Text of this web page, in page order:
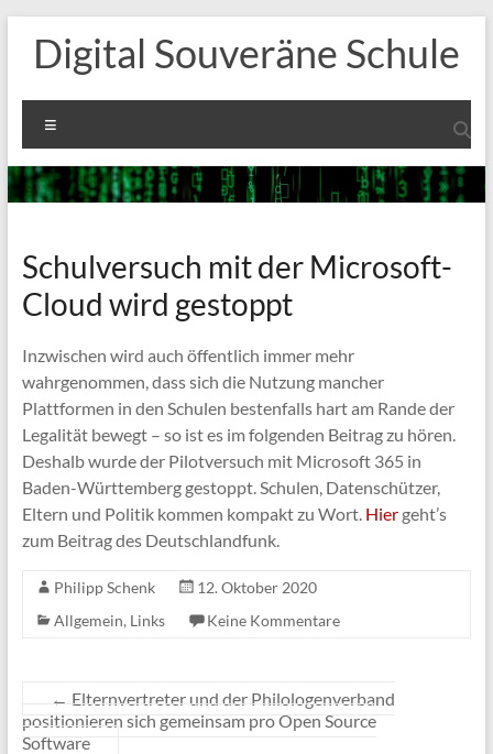
Inhalt
springen
Digital Souveräne Schule
Schulversuch mit der Microsoft-
Cloud wird gestoppt
Inzwischen wird auch öffentlich immer mehr
wahrgenommen, dass sich die Nutzung mancher
Plattformen in den Schulen bestenfalls hart am Rande der
Legalität bewegt – so ist es im folgenden Beitrag zu hören.
Deshalb wurde der Pilotversuch mit Microsoft 365 in
Baden-Württemberg gestoppt. Schulen, Datenschützer,
Eltern und Politik kommen kompakt zu Wort. Hiergeht’s
zum Beitrag des Deutschlandfunk.
Philipp Schenk
12. Oktober 2020
Allgemein, Links Keine Kommentare
← Elternvertreter und der Philologenverband
positionieren sich gemeinsam pro Open Source
Software